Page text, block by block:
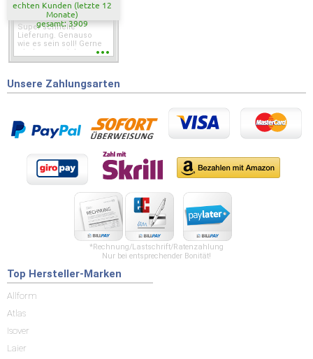
echten Kunden (letzte 12
Monate)
gesamt: 3909
Super schnelle
Lieferung. Genauso
wie es sein soll! Gerne
wieder wenn ich was
Unsere Zahlungsarten
*Rechnung/Lastschrift/Ratenzahlung
Nur bei entsprechender Bonität!
Top Hersteller-Marken
Allform
Atlas
Isover
Laier